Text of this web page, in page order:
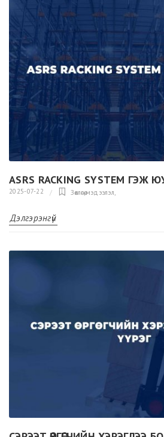
ASRS RACKING SYSTEM ГЭЖ
2025-07-22 Зөвлөгөө,мэдээлэл,
Дэлгэрэнгүй